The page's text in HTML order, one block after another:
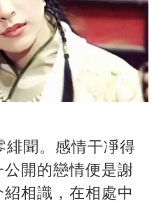
緋聞。感情干凈得
開的戀情便是謝
相識，在相處中